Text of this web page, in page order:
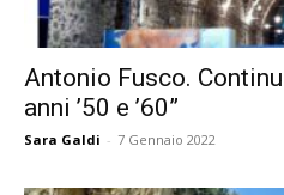
Antonio Fusco.
anni ’50 e ’60”
Sara Galdi - 7 Gennaio 2022